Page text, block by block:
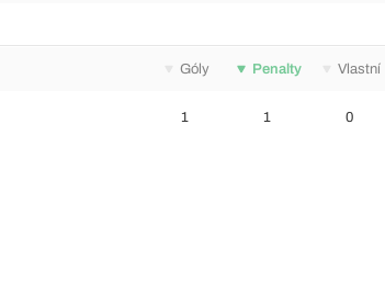
Góly Penalty Vlastní
1 1 0